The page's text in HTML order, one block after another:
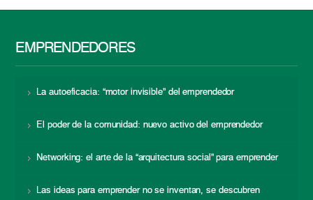
EMPRENDEDORES
La autoeficacia: “motor invisible” del emprendedor
El poder de la comunidad: nuevo activo del emprendedor
Networking: el arte de la “arquitectura social” para emprender
Las ideas para emprender no se inventan, se descubren